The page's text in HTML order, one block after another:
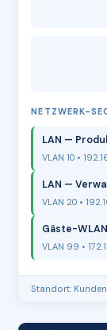
NETZWERK-
LAN —
VLAN 10 •
LAN —
VLAN 20 •
Gäste-WLAN
VLAN 99 •
Standort: